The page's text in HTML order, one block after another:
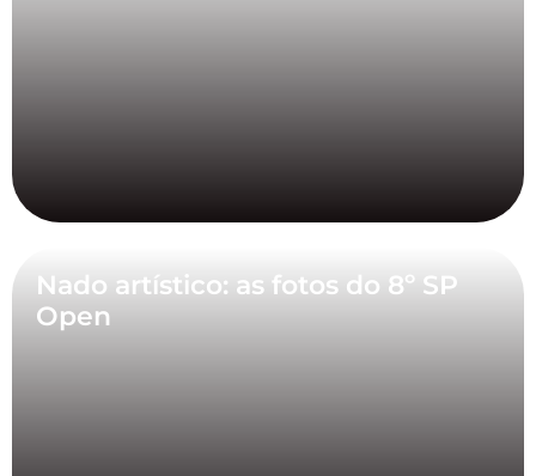
Nado artístico: as fotos do 8º SP
Open